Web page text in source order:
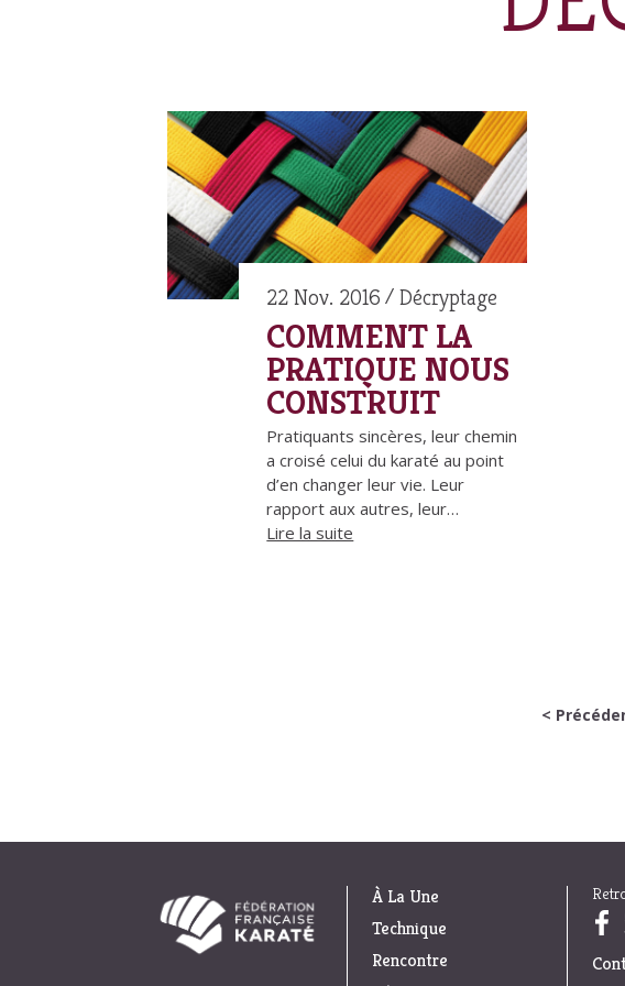
22 Nov. 2016 Décryptage
COMMENT LA
PRATIQUE NOUS
CONSTRUIT
Pratiquants sincères, leur chemin
a croisé celui du karaté au point
d’en changer leur vie. Leur
rapport aux autres, leur…
Lire la suite
<
À La Une
Technique
Rencontre